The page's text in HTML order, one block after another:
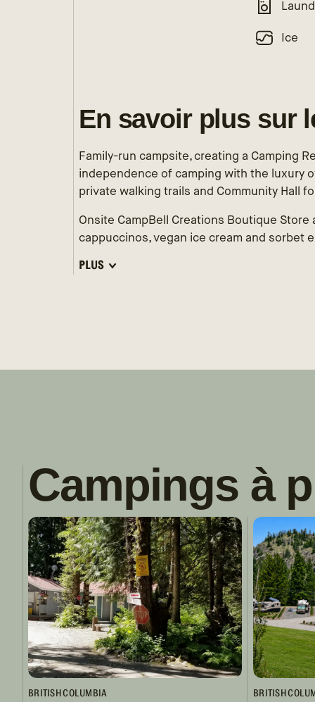
Ice
En savoir plus sur
Family-run campsite, creating a Camping
independence of camping with the luxury
private walking trails and Community Hall
Onsite CampBell Creations Boutique
cappuccinos, vegan ice cream and sorbet
PLUS
Campings à
BRITISH COLUMBIA BRITISH